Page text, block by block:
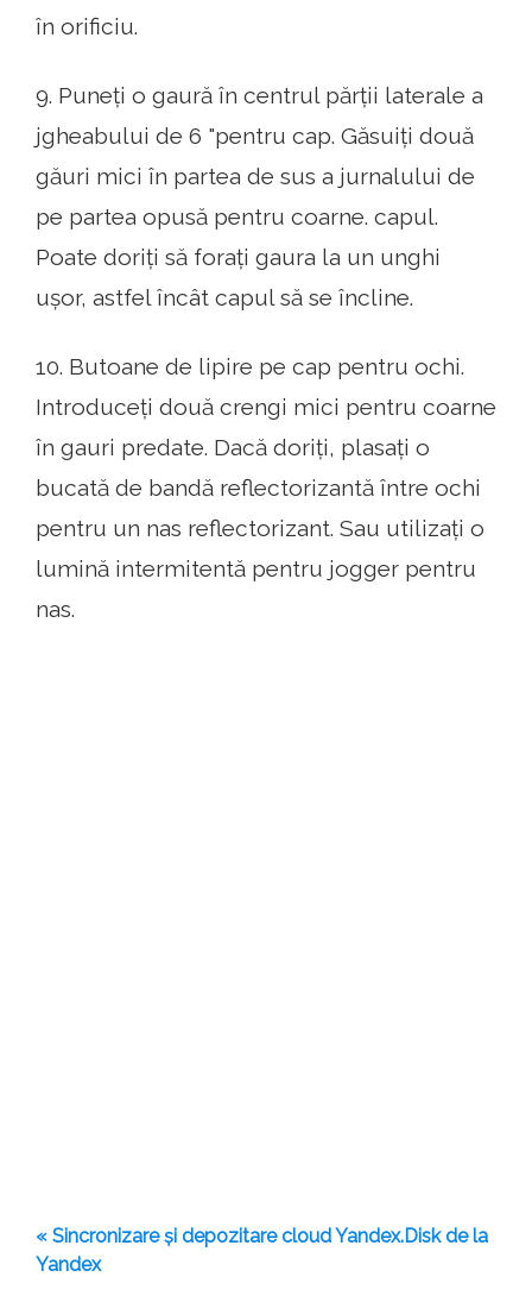
în orificiu.
9. Puneți o gaură în centrul părții laterale a
jgheabului de 6 "pentru cap. Găsuiți două
găuri mici în partea de sus a jurnalului de
pe partea opusă pentru coarne. capul.
Poate doriți să forați gaura la un unghi
ușor, astfel încât capul să se încline.
10. Butoane de lipire pe cap pentru ochi.
Introduceți două crengi mici pentru coarne
în gauri predate. Dacă doriți, plasați o
bucată de bandă reflectorizantă între ochi
pentru un nas reflectorizant. Sau utilizați o
lumină intermitentă pentru jogger pentru
nas.
« Sincronizare și depozitare cloud Yandex.Disk de la
Yandex